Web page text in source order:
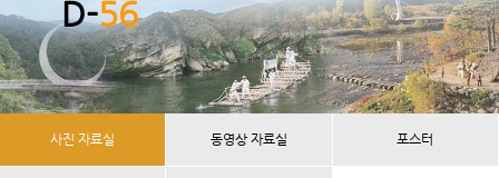
D-56
사진 자료실 동영상 자료실 포스터